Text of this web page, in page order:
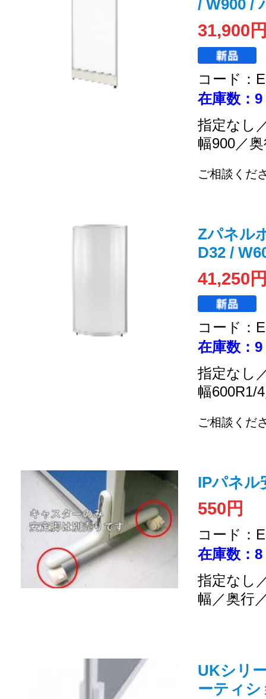
/ W900 /
31,900
コード：
在庫数：9
指定なし
幅900／
ご相談くだ
Zパネル
D32 /
41,250
コード：
在庫数：9
指定なし
幅600R1/
ご相談くだ
IPパネル
550円
コード：
在庫数：8
指定なし
幅／奥行
UKシリ
ーティシ